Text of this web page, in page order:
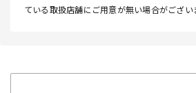
ている取扱店舗にご用意が無い場合がござい